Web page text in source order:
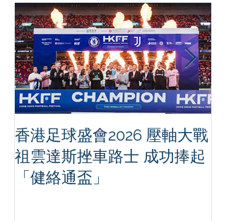
香港足球盛會2026 壓軸大戰
祖雲達斯挫車路士 成功捧起
「健絡通盃」